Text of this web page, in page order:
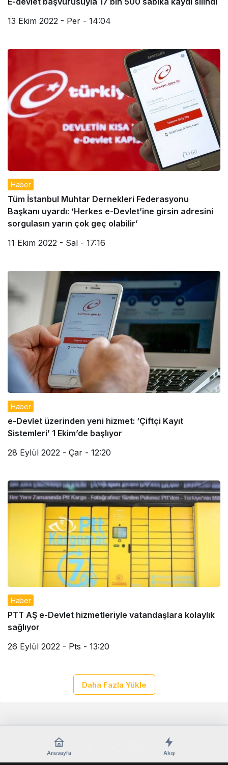
13 Ekim 2022 - Per - 14:04
Haber
Tüm İstanbul Muhtar Dernekleri Federasyonu
Başkanı uyardı: ‘Herkes e-Devlet’ine girsin adresini
sorgulasın yarın çok geç olabilir’
11 Ekim 2022 - Sal - 17:16
Haber
e-Devlet üzerinden yeni hizmet: ‘Çiftçi Kayıt
Sistemleri’ 1 Ekim’de başlıyor
28 Eylül 2022 - Çar - 12:20
Haber
PTT AŞ e-Devlet hizmetleriyle vatandaşlara kolaylık
sağlıyor
26 Eylül 2022 - Pts - 13:20
Daha Fazla Yükle
Anasayfa Akış